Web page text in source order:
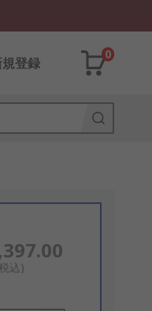
登録
0
込)